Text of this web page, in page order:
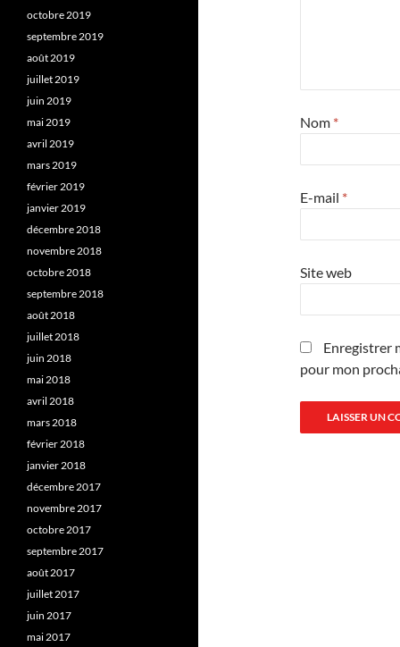
Nom *
E-mail *
Site web
Enregistrer
pour mon
octobre 2019
septembre 2019
août 2019
juillet 2019
juin 2019
mai 2019
avril 2019
mars 2019
février 2019
janvier 2019
décembre 2018
novembre 2018
octobre 2018
septembre 2018
août 2018
juillet 2018
juin 2018
mai 2018
avril 2018
mars 2018
février 2018
janvier 2018
décembre 2017
novembre 2017
octobre 2017
septembre 2017
août 2017
juillet 2017
juin 2017
mai 2017